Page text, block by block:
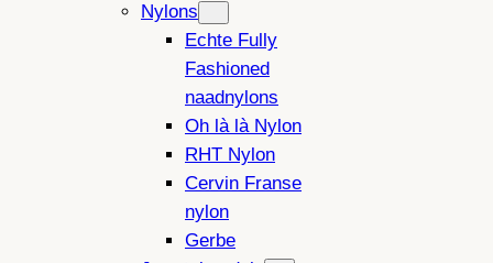
Nylons
Echte Fully
Fashioned
naadnylons
Oh là là Nylon
RHT Nylon
Cervin Franse
nylon
Gerbe